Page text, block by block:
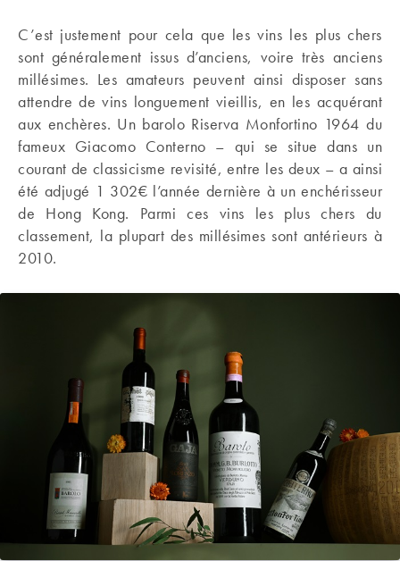
C’est justement pour cela que les vins les plus chers
sont généralement issus d’anciens, voire très anciens
millésimes. Les amateurs peuvent ainsi disposer sans
attendre de vins longuement vieillis, en les acquérant
aux enchères. Un barolo Riserva Monfortino 1964 du
fameux Giacomo Conterno – qui se situe dans un
courant de classicisme revisité, entre les deux – a ainsi
été adjugé 1 302€ l’année dernière à un enchérisseur
de Hong Kong. Parmi ces vins les plus chers du
classement, la plupart des millésimes sont antérieurs à
2010.